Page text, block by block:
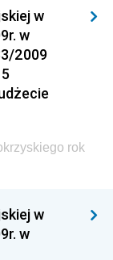
Polskiego
Policji
Budownictwa
w
w
2009
rok
w
w